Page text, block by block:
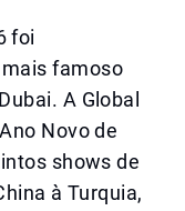
foi
famoso
A Global
Novo de
shows de
à Turquia,